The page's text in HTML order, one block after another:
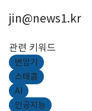
jin@news1.kr
관련 키워드
변압기
스태콤
AI
인공지능